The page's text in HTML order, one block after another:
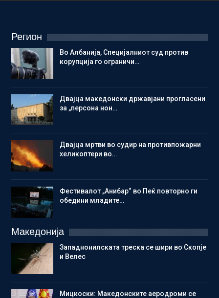
Регион
Во Албанија, Специјалниот суд против
корупција го ограничи…
Двајца македонски државјани прогласени
за „персона нон…
Двајца мртви во судир на противпожарни
хеликоптери во…
Фестивалот „Анибар“ во Пеќ повторно ги
обедини младите…
Македонија
Западнонилската треска се шири во Скопје
и Велес
Мицкоски: Македонските аеродроми се